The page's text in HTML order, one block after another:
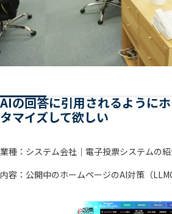
AIの回答に引用されるように
タマイズして欲しい
業種：システム会社｜電子投票システムの
内容：公開中のホームページのAI対策（